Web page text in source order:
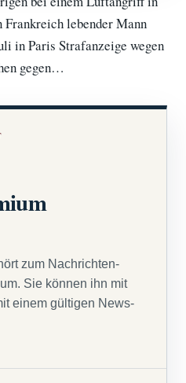
lebender Mann
in Paris Strafanzeige wegen
gegen…
zum Nachrichten-
Sie können ihn mit
einem gültigen News-